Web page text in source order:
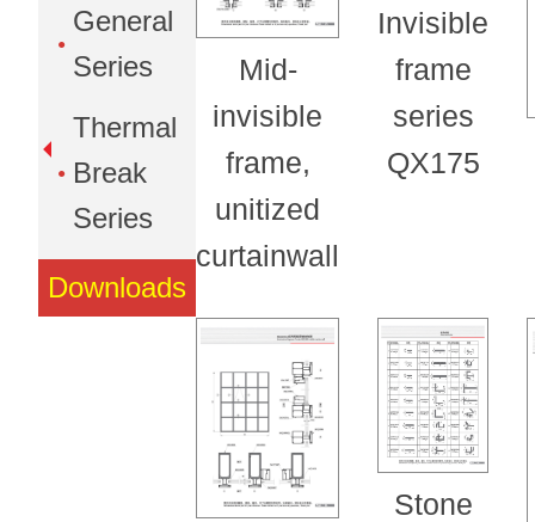
General
Series
Thermal
Break
Series
Downloads
Mid-
invisible
frame,
unitized
curtainwall
Invisible
frame
series
QX175
Stone